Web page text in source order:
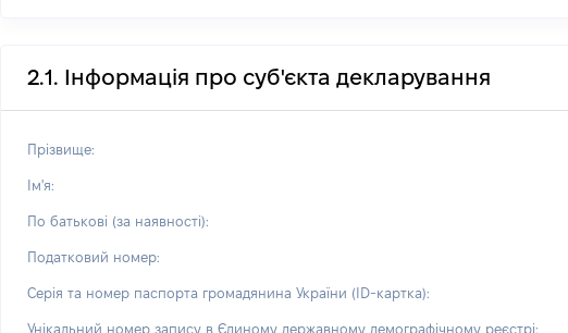
2.1. Інформація про суб'єкта декларування
Прізвище:
Ім'я:
По батькові (за наявності):
Податковий номер:
Серія та номер паспорта громадянина України (ID-картка):
Унікальний номер запису в Єдиному державному демографічному реєстрі: